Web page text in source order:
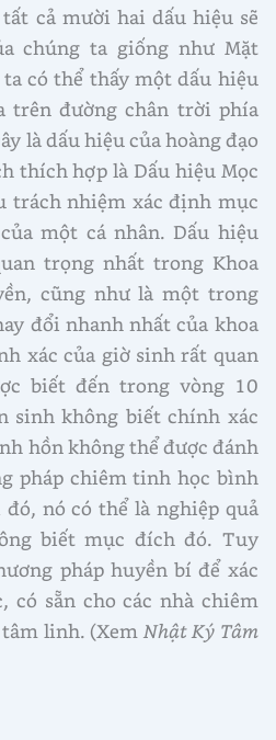
cả mười hai dấu hiệu sẽ
chúng ta giống như Mặt
có thể thấy một dấu hiệu
trên đường chân trời phía
là dấu hiệu của hoàng đạo
thích hợp là Dấu hiệu Mọc
trách nhiệm xác định mục
một cá nhân. Dấu hiệu
trọng nhất trong Khoa
cũng như là một trong
đổi nhanh nhất của khoa
xác của giờ sinh rất quan
biết đến trong vòng 10
sinh không biết chính xác
hồn không thể được đánh
pháp chiêm tinh học bình
nó có thể là nghiệp quả
biết mục đích đó. Tuy
pháp huyền bí để xác
có sẵn cho các nhà chiêm
linh. (Xem Nhật Ký Tâm